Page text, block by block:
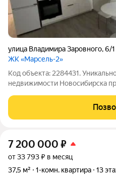
улица Владимира Заровного,6/1
ЖК «Марсель-2»
Код объекта: 2284431.
недвижимости Новосибирска просторная и уютная
Квартира расположена по
6/1. Дом построен в 2024 году из
7 200 000 ₽
от 33 793 ₽ в месяц
37,5 м²
1-комн. квартира 13